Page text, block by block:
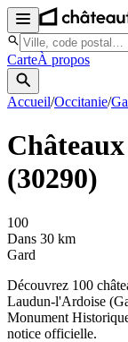
CarteÀ propos
Accueil/Occitanie/
(30290)
100
Dans 30 km
Gard
Découvrez 100
Laudun-l'Ardoise (
Monument
notice officielle.